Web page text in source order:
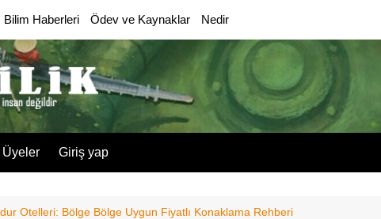
Bilim Haberleri Ödev ve Kaynaklar Nedir
Üyeler Giriş yap
Otelleri: Bölge Bölge Uygun Fiyatlı Konaklama Rehberi